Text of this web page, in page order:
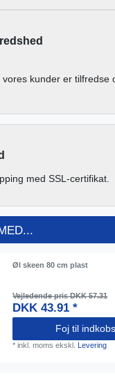
kunder er tilfredse
med SSL-certifikat.
Øl skeen 80 cm plast
Vejledende pris DKK 57.31
DKK 43.91 *
Foj til
*inkl. moms ekskl. Levering